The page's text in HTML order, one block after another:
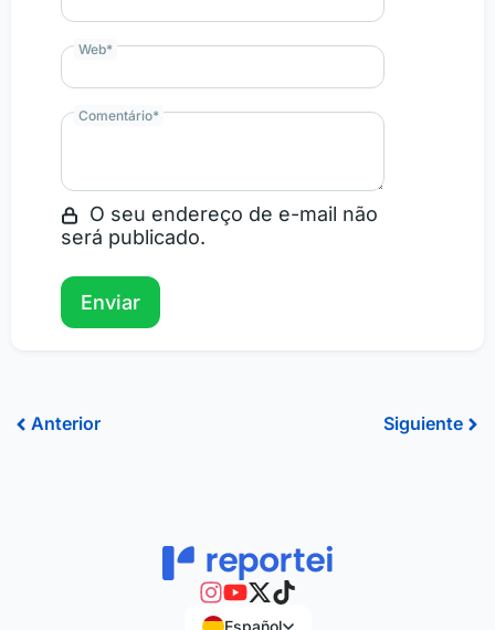
Comentário*
O seu endereço de e-mail não
será publicado.
Web*
AntAnterior Siguiente
Español